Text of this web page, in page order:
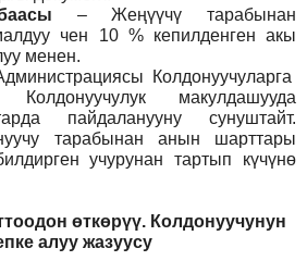
– Жеңүүчү тарабынан
чен 10 % кепилденген акы
менен.
сы Колдонуучуларга
макулдашууда
пайдаланууну сунуштайт.
тарабынан анын шарттары
учурунан тартып күчүнө
өткөрүү. Колдонуучунун
алуу жазуусу